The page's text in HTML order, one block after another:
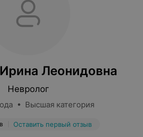
Леонидовна
Невролог
• Высшая категория
Оставить первый отзыв